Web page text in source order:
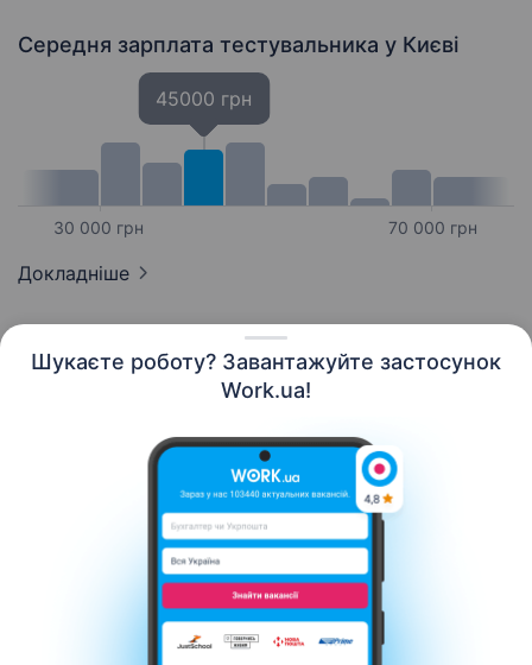
Шукаєте роботу? Завантажуйте застосунок
Work.ua!
Середня зарплата тестувальника у Києві
30 000 грн
45000 грн
70 000 грн
Докладніше
Контакти Про нас
Кар’єра
Допомога Умови використання